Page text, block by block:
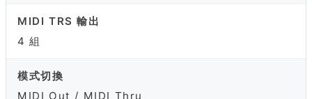
MIDI TRS 輸出
4 組
模式切換
MIDI Out / MIDI Thru